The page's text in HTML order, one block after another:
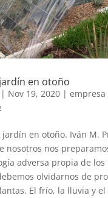
en otoño
| Nov 19, 2020|
jardín en otoño. Iván M.
nosotros nos
adversa propia de los
olvidarnos de
El frío, la lluvia y